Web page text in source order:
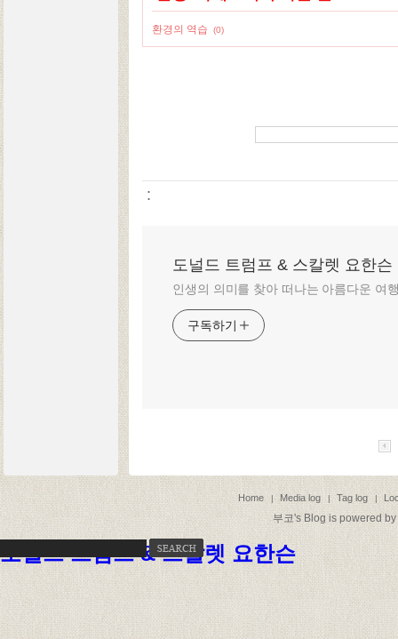
환경의 역습 (0)
:
도널드 트럼프 & 스칼렛 요한슨
인생의 의미를 찾아 떠나는 아름다운 여
구독하기
Home | Media log | Tag log |
부코's Blog is powered by
도널드 트럼프 & 스칼렛 요한슨